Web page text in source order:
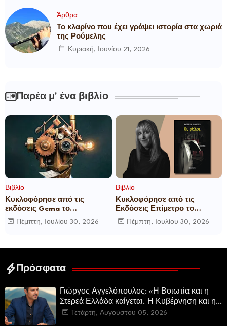
Άρθρα
Το κλαρίνο που έχει γράψει ιστορία στα χωριά
της Ρούμελης
Κυριακή, Ιουνίου 21, 2026
Παρέα μ' ένα βιβλίο
Βιβλίο
Κυκλοφόρησε από τις
εκδόσεις Gema το
μυθιστόρημα του γνωστού
δημοσιογράφου Γεώργιου Θ.
Πέμπτη, Ιουλίου 30, 2026
Βιβλίο
Κυκλοφόρησε από τις
Εκδόσεις Επίμετρο το
αστυνομικό μυθιστόρημα της
Κατερίνας Πανούση Οι ρόλοι
Πέμπτη, Ιουλίου 30, 2026
Πρόσφατα
Γιώργος Αγγελόπουλος: «Η Βοιωτία και η
Στερεά Ελλάδα καίγεται. Η Κυβέρνηση και η
Περιφερειακή Αρχή αυτοθαυμάζονται.»
Τετάρτη, Αυγούστου 05, 2026